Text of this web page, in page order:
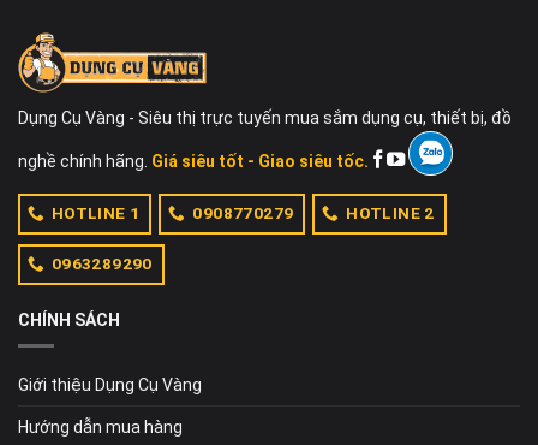
Dụng Cụ Vàng - Siêu thị trực tuyến mua sắm dụng cụ, thiết bị, đồ
nghề chính hãng. Giá siêu tốt - Giao siêu tốc.
HOTLINE 1 0908770279 HOTLINE 2
0963289290
CHÍNH SÁCH
Giới thiệu Dụng Cụ Vàng
Hướng dẫn mua hàng